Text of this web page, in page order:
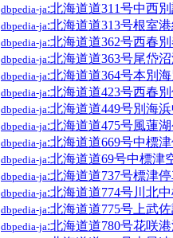
dbpedia-ja:北海道道311号中西
dbpedia-ja:北海道道313号根室
dbpedia-ja:北海道道362号西春
dbpedia-ja:北海道道363号尾岱
dbpedia-ja:北海道道364号本別
dbpedia-ja:北海道道423号西春
dbpedia-ja:北海道道449号別海
dbpedia-ja:北海道道475号風蓮
dbpedia-ja:北海道道669号中標
dbpedia-ja:北海道道69号中標津
dbpedia-ja:北海道道737号標津
dbpedia-ja:北海道道774号川北
dbpedia-ja:北海道道775号上武
dbpedia-ja:北海道道780号花咲